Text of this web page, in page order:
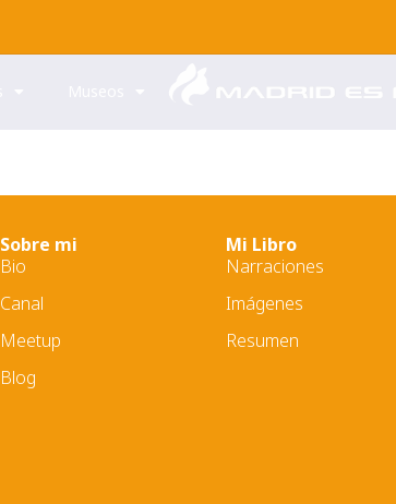
Sobre mi
Bio
Canal
Meetup
Blog
Mi Libro
Narraciones
Imágenes
Resumen